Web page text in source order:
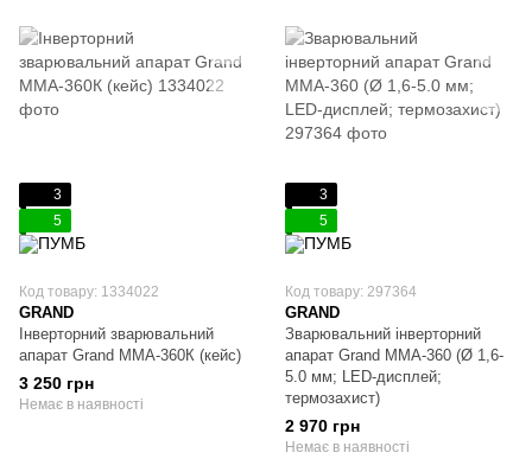
3
5
Код товару: 1334022
GRAND
Інверторний зварювальний
апарат Grand MMA-360К (кейс)
3 250 грн
Немає в наявності
3
5
Код товару: 297364
GRAND
Зварювальний інверторний
апарат Grand MMA-360 (Ø 1,6-
5.0 мм; LED-дисплей;
термозахист)
2 970 грн
Немає в наявності